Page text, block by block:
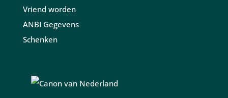
Vriend worden
ANBI Gegevens
Schenken